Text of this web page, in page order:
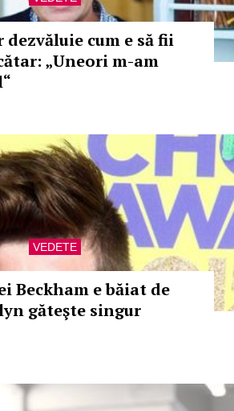
dezvăluie cum e să fii
„Uneori m-am
VEDETE
Beckham e băiat de
găteşte singur